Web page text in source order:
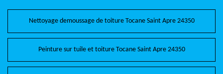
Nettoyage demoussage de toiture Tocane Saint Apre 24350
Peinture sur tuile et toiture Tocane Saint Apre 24350